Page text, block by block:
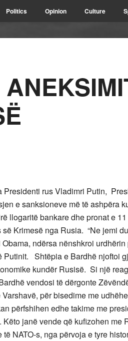
Politics Opinion Culture
rus Vladimri Putin,
e sanksioneve më të ashpëra
llogaritë bankare dhe pronat e
Krimesë nga Rusia. “Ne jemi
ndërsa nënshkroi urdhërin
Putinit. Shtëpia e Bardhë njoftoi
kundër Rusisë. Si një
vendosi të dërgonte
për bisedime me
përfshihen edhe takime me
janë vende që kufizohen me
NATO-s, nga përvoja e tyre